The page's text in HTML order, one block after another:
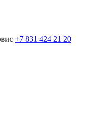
+7 831 424 21 20